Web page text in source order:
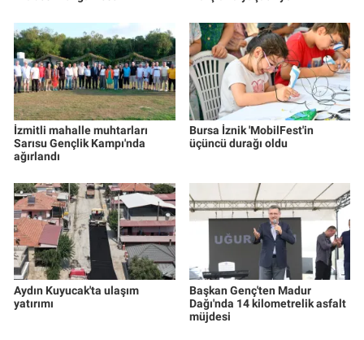
İzmitli mahalle muhtarları
Sarısu Gençlik Kampı'nda
ağırlandı
Bursa İznik 'MobilFest'in
üçüncü durağı oldu
Aydın Kuyucak'ta ulaşım
yatırımı
Başkan Genç'ten Madur
Dağı'nda 14 kilometrelik asfalt
müjdesi